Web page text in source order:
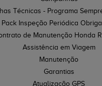
Técnicas - Programa
Pack Inspeção Periódica
de Manutenção Honda
Assistência em Viagem
Manutenção
Garantias
Atualização GPS